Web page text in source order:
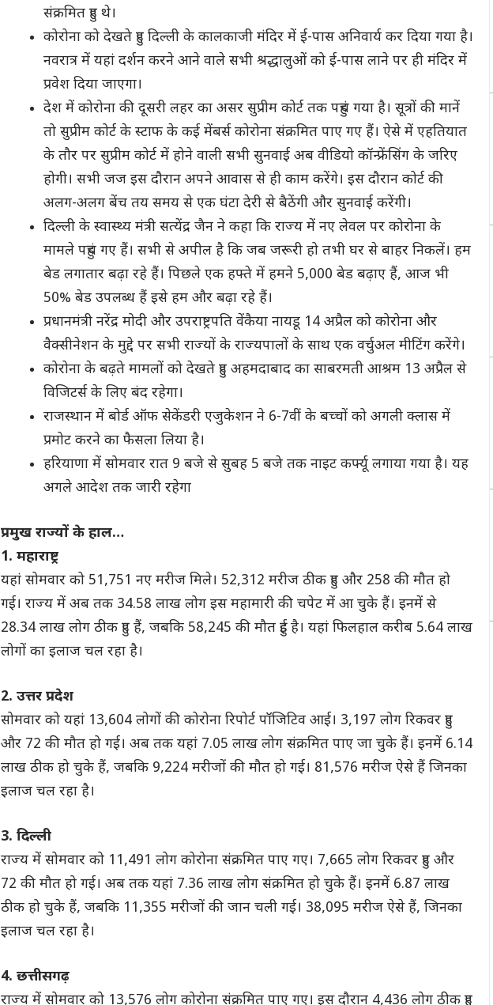
संक्रमित हुए थे।
कोरोना को देखते हुए दिल्ली के कालकाजी मंदिर में ई-पास अनिवार्य कर दिया गया है।
नवरात्र में यहां दर्शन करने आने वाले सभी श्रद्धालुओं को ई-पास लाने पर ही मंदिर में
प्रवेश दिया जाएगा।
देश में कोरोना की दूसरी लहर का असर सुप्रीम कोर्ट तक पहुंच गया है। सूत्रों की मानें
तो सुप्रीम कोर्ट के स्‍टाफ के कई मेंबर्स कोरोना संक्रमित पाए गए हैं। ऐसे में एहतियात
के तौर पर सुप्रीम कोर्ट में होने वाली सभी सुनवाई अब वीडियो कॉन्‍फ्रेंसिंग के जरिए
होगी। सभी जज इस दौरान अपने आवास से ही काम करेंगे। इस दौरान कोर्ट की
अलग-अलग बेंच तय समय से एक घंटा देरी से बैठेंगी और सुनवाई करेंगी।
दिल्ली के स्वास्थ्य मंत्री सत्येंद्र जैन ने कहा कि राज्य में नए लेवल पर कोरोना के
मामले पहुंच गए हैं। सभी से अपील है कि जब जरूरी हो तभी घर से बाहर निकलें। हम
बेड लगातार बढ़ा रहे हैं। पिछले एक हफ्ते में हमने 5,000 बेड बढ़ाए हैं, आज भी
50% बेड उपलब्ध हैं इसे हम और बढ़ा रहे हैं।
प्रधानमंत्री नरेंद्र मोदी और उपराष्ट्रपति वेंकैया नायडू 14 अप्रैल को कोरोना और
वैक्सीनेशन के मुद्दे पर सभी राज्यों के राज्यपालों के साथ एक वर्चुअल मीटिंग करेंगे।
कोरोना के बढ़ते मामलों को देखते हुए अहमदाबाद का साबरमती आश्रम 13 अप्रैल से
विजिटर्स के लिए बंद रहेगा।
राजस्थान में बोर्ड ऑफ सेकेंडरी एजुकेशन ने 6-7वीं के बच्चों को अगली क्लास में
प्रमोट करने का फैसला लिया है।
हरियाणा में सोमवार रात 9 बजे से सुबह 5 बजे तक नाइट कर्फ्यू लगाया गया है। यह
अगले आदेश तक जारी रहेगा
प्रमुख राज्यों के हाल…
1. महाराष्ट्र
यहां सोमवार को 51,751 नए मरीज मिले। 52,312 मरीज ठीक हुए और 258 की मौत हो
गई। राज्य में अब तक 34.58 लाख लोग इस महामारी की चपेट में आ चुके हैं। इनमें से
28.34 लाख लोग ठीक हुए हैं, जबकि 58,245 की मौत हुई है। यहां फिलहाल करीब 5.64 लाख
लोगों का इलाज चल रहा है।
2. उत्तर प्रदेश
सोमवार को यहां 13,604 लोगों की कोरोना रिपोर्ट पॉजिटिव आई। 3,197 लोग रिकवर हुए
और 72 की मौत हो गई। अब तक यहां 7.05 लाख लोग संक्रमित पाए जा चुके हैं। इनमें 6.14
लाख ठीक हो चुके हैं, जबकि 9,224 मरीजों की मौत हो गई। 81,576 मरीज ऐसे हैं जिनका
इलाज चल रहा है।
3. दिल्ली
राज्य में सोमवार को 11,491 लोग कोरोना संक्रमित पाए गए। 7,665 लोग रिकवर हुए और
72 की मौत हो गई। अब तक यहां 7.36 लाख लोग संक्रमित हो चुके हैं। इनमें 6.87 लाख
ठीक हो चुके हैं, जबकि 11,355 मरीजों की जान चली गई। 38,095 मरीज ऐसे हैं, जिनका
इलाज चल रहा है।
4. छत्तीसगढ़
राज्य में सोमवार को 13,576 लोग कोरोना संक्रमित पाए गए। इस दौरान 4,436 लोग ठीक हुए